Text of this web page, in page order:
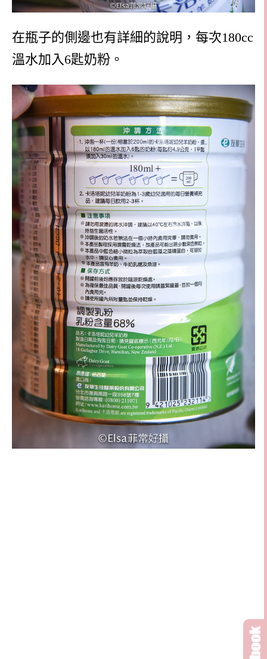
在瓶子的側邊也有詳細的說明，每次180cc
溫水加入6匙奶粉。